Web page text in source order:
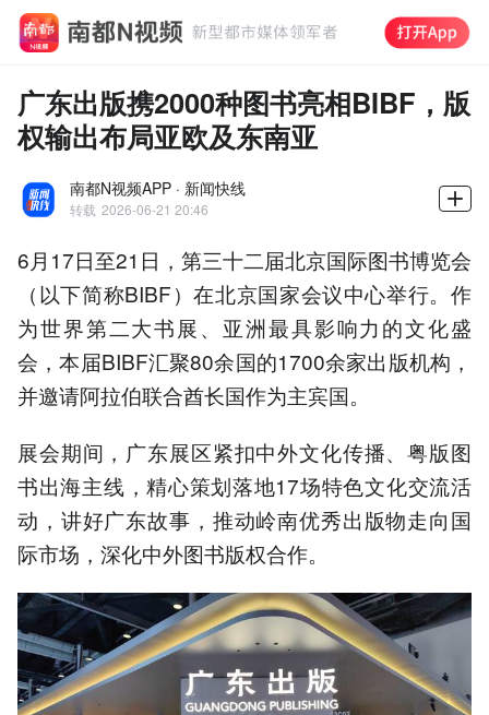
广东出版携2000种图书亮相BIBF，版
权输出布局亚欧及东南亚
南都N视频APP · 新闻快线
转载 2026-06-21 20:46
6月17日至21日，第三十二届北京国际图书博览会
（以下简称BIBF）在北京国家会议中心举行。作
为世界第二大书展、亚洲最具影响力的文化盛
会，本届BIBF汇聚80余国的1700余家出版机构，
并邀请阿拉伯联合酋长国作为主宾国。
展会期间，广东展区紧扣中外文化传播、粤版图
书出海主线，精心策划落地17场特色文化交流活
动，讲好广东故事，推动岭南优秀出版物走向国
际市场，深化中外图书版权合作。